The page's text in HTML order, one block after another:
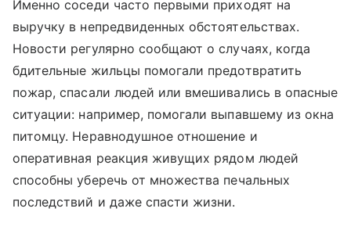
Именно соседи часто первыми приходят на
выручку в непредвиденных обстоятельствах.
Новости регулярно сообщают о случаях, когда
бдительные жильцы помогали предотвратить
пожар, спасали людей или вмешивались в опасные
ситуации: например, помогали выпавшему из окна
питомцу. Неравнодушное отношение и
оперативная реакция живущих рядом людей
способны уберечь от множества печальных
последствий и даже спасти жизни.